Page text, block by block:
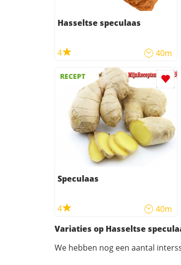
Hasseltse speculaas
4 40m
RECEPT
Speculaas
4 40m
Variaties op Hasseltse
We hebben nog een aantal